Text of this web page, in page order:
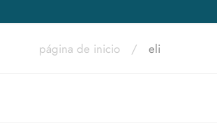
página de inicio / eli